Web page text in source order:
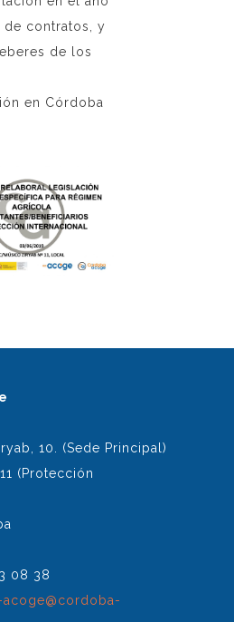
contratos, y
de los
en Córdoba
10. (Sede Principal)
(Protección
08 38